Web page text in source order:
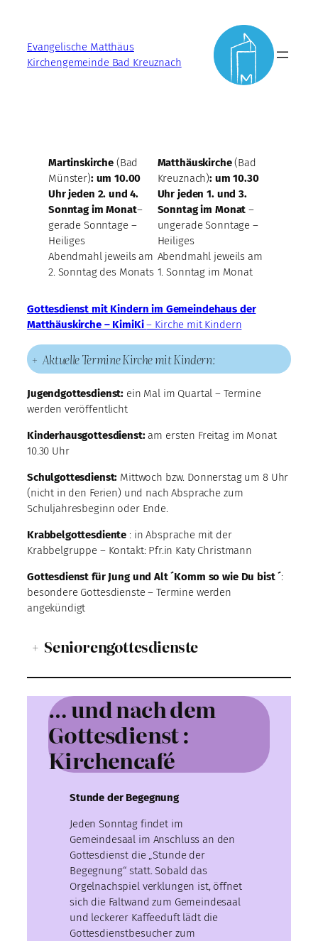
springenEvangelische Matthäus
Kirchengemeinde Bad Kreuznach
Martinskirche (Bad
Münster): um10.00
Uhrjeden 2. und 4.
Sonntag im Monat–
gerade Sonntage –
Heiliges
Abendmahl jeweils am
2. Sonntag des Monats
Matthäuskirche(Bad
Kreuznach): um 10.30
Uhr jeden 1. und 3.
Sonntag im Monat–
ungerade Sonntage –
Heiliges
Abendmahl jeweils am
1. Sonntag im Monat
Gottesdienst mit Kindern im Gemeindehaus der
Matthäuskirche – KimiKi– Kirche mit Kindern
+ Aktuelle Termine Kirche mit Kindern:
Jugendgottesdienst: ein Mal im Quartal – Termine
werden veröffentlicht
Kinderhausgottesdienst:am ersten Freitag im Monat
10.30 Uhr
Schulgottesdienst: Mittwoch bzw. Donnerstag um 8 Uhr
(nicht in den Ferien) und nach Absprache zum
Schuljahresbeginn oder Ende.
Krabbelgottesdiente : in Absprache mit der
Krabbelgruppe – Kontakt: Pfr.in Katy Christmann
Gottesdienst für Jung und Alt ´Komm so wie Du bist ´:
besondere Gottesdienste – Termine werden
angekündigt
+ Seniorengottesdienste
… und nach dem
Gottesdienst :
Kirchencafé
Stunde der Begegnung
Jeden Sonntag findet im
Gemeindesaal im Anschluss an den
Gottesdienst die „Stunde der
Begegnung“ statt. Sobald das
Orgelnachspiel verklungen ist, öffnet
sich die Faltwand zum Gemeindesaal
und leckerer Kaffeeduft lädt die
Gottesdienstbesucher zum